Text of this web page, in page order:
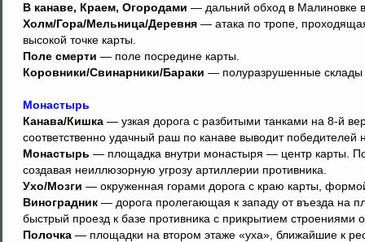
В канаве, Краем, Огородами — дальний обход в Малиновке
Холм/Гора/Мельница/Деревня — атака по тропе,
высокой точке карты.
Поле смерти — поле посредине карты.
Коровники/Свинарники/Бараки — полуразрушенные склады
Монастырь
Канава/Кишка — узкая дорога с разбитыми танками на 8-й
соответственно удачный раш по канаве выводит победителей
Монастырь — площадка внутри монастыря — центр карты.
создавая неиллюзорную угрозу артиллерии противника.
Ухо/Мозги — окруженная горами дорога с краю карты,
Виноградник — дорога пролегающая к западу от въезда на
быстрый проезд к базе противника с прикрытием строениями
Полочка — площадки на втором этаже «уха», ближайшие к